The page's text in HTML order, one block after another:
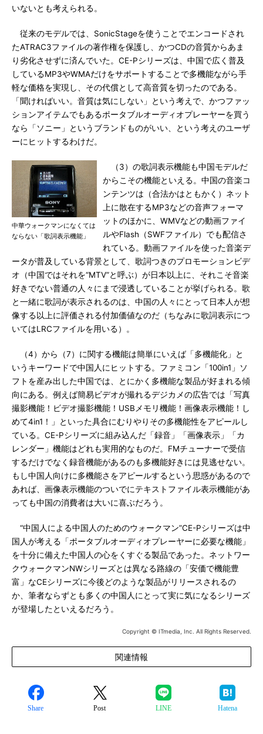
いないとも考えられる。
従来のモデルでは、SonicStageを使うことでエンコードされ
たATRAC3ファイルの著作権を保護し、かつCDの音質からあま
り劣化させずに済んでいた。CE-Pシリーズは、中国で広く普及
しているMP3やWMAだけをサポートすることで多機能ながら手
軽な価格を実現し、その代償として高音質を切ったのである。
「聞ければいい。音質は気にしない」という考えで、かつファッ
ションアイテムでもあるポータブルオーディオプレーヤーを買う
なら「ソニー」というブランドものがいい、という考えのユーザ
ーにヒットするわけだ。
中華ウォークマンになくては
ならない「歌詞表示機能」
（3）の歌詞表示機能も中国モデルだ
からこその機能といえる。中国の音楽コ
ンテンツは（合法かはともかく）ネット
上に散在するMP3などの音声フォーマ
ットのほかに、WMVなどの動画ファイ
ルやFlash（SWFファイル）でも配信さ
れている。動画ファイルを使った音楽デ
ータが普及している背景として、歌詞つきのプロモーションビデ
オ（中国ではそれを“MTV”と呼ぶ）が日本以上に、それこそ音楽
好きでない普通の人々にまで浸透していることが挙げられる。歌
と一緒に歌詞が表示されるのは、中国の人々にとって日本人が想
像する以上に評価される付加価値なのだ（ちなみに歌詞表示につ
いてはLRCファイルを用いる）。
（4）から（7）に関する機能は簡単にいえば「多機能化」と
いうキーワードで中国人にヒットする。ファミコン「100in1」ソ
フトを産み出した中国では、とにかく多機能な製品が好まれる傾
向にある。例えば簡易ビデオが撮れるデジカメの広告では「写真
撮影機能！ビデオ撮影機能！USBメモリ機能！画像表示機能！し
めて4in1！」といった具合にむりやりその多機能性をアピールし
ている。CE-Pシリーズに組み込んだ「録音」「画像表示」「カ
レンダー」機能はどれも実用的なものだ。FMチューナーで受信
するだけでなく録音機能があるのも多機能好きには見逃せない。
もし中国人向けに多機能さをアピールするという思惑があるので
あれば、画像表示機能のついでにテキストファイル表示機能があ
っても中国の消費者は大いに喜ぶだろう。
“中国人による中国人のためのウォークマン”CE-Pシリーズは中
国人が考える「ポータブルオーディオプレーヤーに必要な機能」
を十分に備えた中国人の心をくすぐる製品であった。ネットワー
クウォークマンNWシリーズとは異なる路線の「安価で機能豊
富」なCEシリーズに今後どのような製品がリリースされるの
か、筆者ならずとも多くの中国人にとって実に気になるシリーズ
が登場したといえるだろう。
Copyright © ITmedia, Inc. All Rights Reserved.
関連情報
Share Post LINE Hatena